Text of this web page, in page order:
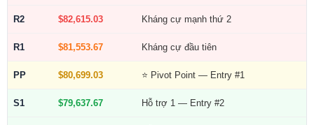
R2 $82,615.03 Kháng cự mạnh thứ 2
R1 $81,553.67 Kháng cự đầu tiên
PP $80,699.03 ⭐ Pivot Point — Entry #1
S1 $79,637.67 Hỗ trợ 1 — Entry #2